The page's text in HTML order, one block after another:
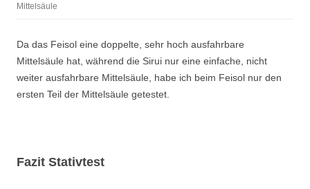
Mittelsäule
Da das Feisol eine doppelte, sehr hoch ausfahrbare
Mittelsäule hat, während die Sirui nur eine einfache, nicht
weiter ausfahrbare Mittelsäule, habe ich beim Feisol nur den
ersten Teil der Mittelsäule getestet.
Fazit Stativtest